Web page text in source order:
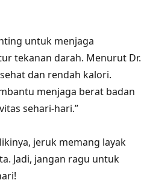
untuk menjaga
tekanan darah. Menurut Dr.
dan rendah kalori.
menjaga berat badan
sehari-hari.”
jeruk memang layak
Jadi, jangan ragu untuk